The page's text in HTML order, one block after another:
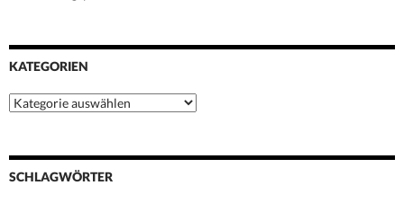
KATEGORIEN
Kategorien
SCHLAGWÖRTER